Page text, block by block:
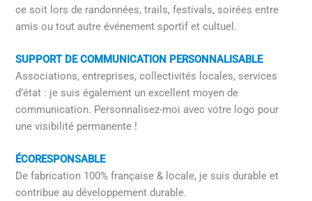
ce soit lors de randonnées, trails, festivals, soirées entre
amis ou tout autre événement sportif et cultuel.
SUPPORT DE COMMUNICATION PERSONNALISABLE
Associations, entreprises, collectivités locales, services
d’état : je suis également un excellent moyen de
communication. Personnalisez-moi avec votre logo pour
une visibilité permanente !
ÉCORESPONSABLE
De fabrication 100% française & locale, je suis durable et
contribue au développement durable.